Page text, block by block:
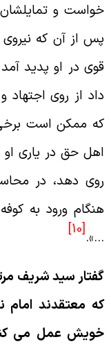
و تمايلشان
از آن كه نيروى
در او پديد آمد
از روى اجتهاد
ممكن است برخى
حق در يارى او
دهد، در
ورود به كوفه
سيد شريف
معتقدند امام
عمل مى كند